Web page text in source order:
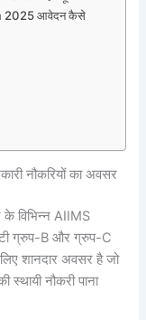
2025 आवेदन कैसे
नौकरियों का अवसर
के विभिन्न AIIMS
ग्रुप-B और ग्रुप-C
लिए शानदार अवसर है जो
स्थायी नौकरी पाना